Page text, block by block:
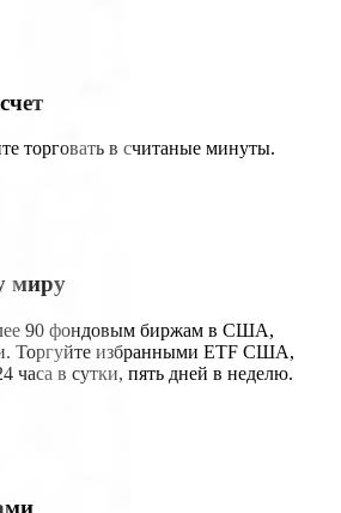
торговать в считаные минуты.
миру
90 фондовым биржам в США,
Торгуйте избранными ETF США,
часа в сутки, пять дней в неделю.